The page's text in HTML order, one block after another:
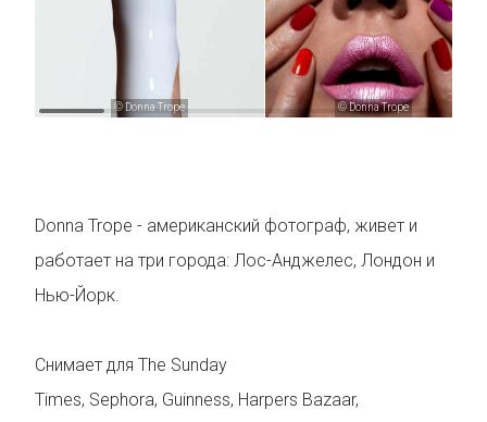
© Donna Trope © Donna Trope
Donna Trope - американский фотограф, живет и
работает на три города: Лос-Анджелес, Лондон и
Нью-Йорк.
Снимает для The Sunday
Times, Sephora, Guinness, Harpers Bazaar,